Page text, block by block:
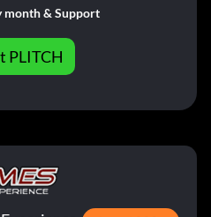
month & Support
PLITCH